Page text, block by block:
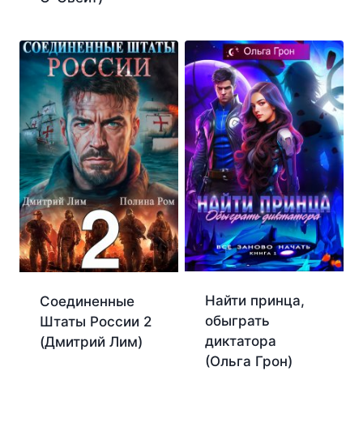
Соединенные
Штаты России 2
(Дмитрий Лим)
Найти принца,
обыграть
диктатора
(Ольга Грон)